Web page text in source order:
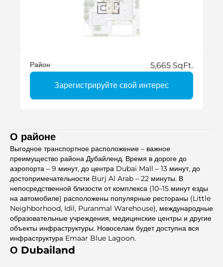
Район 5,665 SqFt.
Зарегистрируйте свой интерес
О районе
Выгодное транспортное расположение – важное
преимущество района Дубайленд. Время в дороге до
аэропорта – 9 минут, до центра Dubai Mall – 13 минут, до
достопримечательности Burj Al Arab – 22 минуты. В
непосредственной близости от комплекса (10–15 минут езды
на автомобиле) расположены популярные рестораны (Little
Neighborhood, Idil, Puranmal Warehouse), международные
образовательные учреждения, медицинские центры и другие
объекты инфраструктуры. Новоселам будет доступна вся
инфраструктура Emaar Blue Lagoon.
О Dubailand